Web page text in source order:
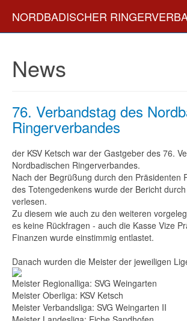
NORDBADISCHER
News
76. Verbandstag des
Ringerverbandes
der KSV Ketsch war der Gastgeber des 76.
Nordbadischen Ringerverbandes.
Nach der Begrüßung durch den Präsidenten
des Totengedenkens wurde der Bericht
verlesen.
Zu diesem wie auch zu den weiteren
es keine Rückfragen - auch die Kasse Vize
Finanzen wurde einstimmig entlastet.
Danach wurden die Meister der jeweiligen
Meister Regionalliga: SVG Weingarten
Meister Oberliga: KSV Ketsch
Meister Verbandsliga: SVG Weingarten II